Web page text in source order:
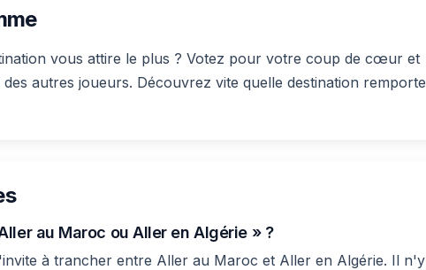
vous attire le plus ? Votez pour votre coup de cœur et
autres joueurs. Découvrez vite quelle destination remporte
au Maroc ou Aller en Algérie » ?
à trancher entre Aller au Maroc et Aller en Algérie. Il n'y